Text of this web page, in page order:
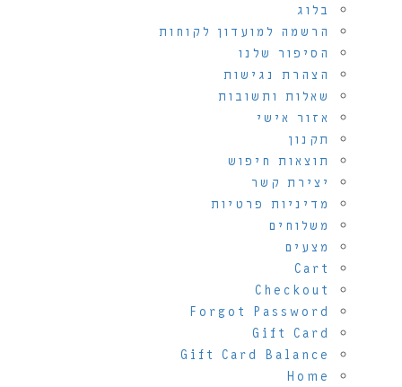
בלוג
הרשמה למועדון לקוחות
הסיפור שלנו
הצהרת נגישות
שאלות ותשובות
אזור אישי
תקנון
תוצאות חיפוש
יצירת קשר
מדיניות פרטיות
משלוחים
מצעים
Cart
Checkout
Forgot Password
Gift Card
Gift Card Balance
Home